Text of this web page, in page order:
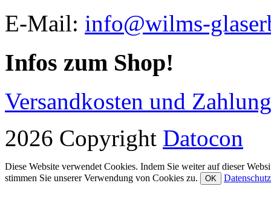
E-Mail: info@wilms-
Infos zum Shop!
Versandkosten und
2026 Copyright Datocon
Diese Website verwendet Cookies. Indem Sie weiter auf dieser
stimmen Sie unserer Verwendung von Cookies zu.
OK